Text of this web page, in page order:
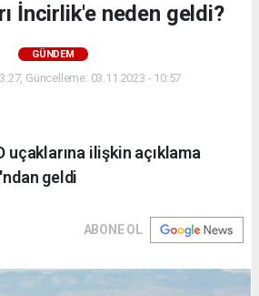
İncirlik'e neden geldi?
GÜNDEM
Güncelleme: 03.11.2023 - 10:57
uçaklarına ilişkin açıklama
geldi
ABONE OL